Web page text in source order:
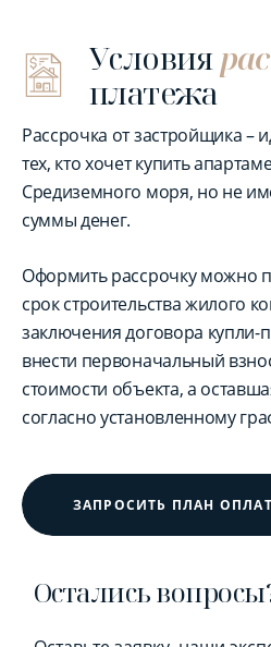
Условия
платежа
Рассрочка от застройщика –
тех, кто хочет купить
Средиземного моря, но не
суммы денег.
Оформить рассрочку можно
срок строительства жилого
заключения договора
внести первоначальный
стоимости объекта, а
согласно установленному
ЗАПРОСИТЬ ПЛАН
Остались